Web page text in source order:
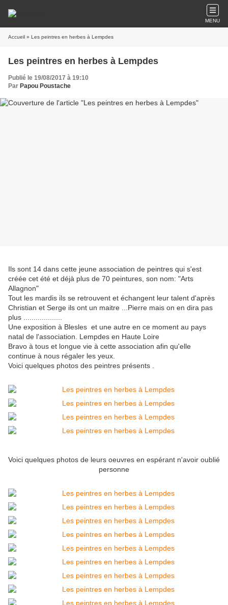
MENU
Accueil » Les peintres en herbes à Lempdes
Les peintres en herbes à Lempdes
Publié le 19/08/2017 à 19:10
Par Papou Poustache
Ils sont 14 dans cette jeune association de peintres qui s'est
créée cet été et déjà plus de 70 peintures, son nom: "Arts
Allagnon"
Tout les mardis ils se retrouvent et échangent leur talent d'après
Christian et Serge ils ont un maitre ...Pierre mais on en dira pas
plus ...................
Une exposition à Blesles et une autre en ce moment au pays
natal de l'association. Lempdes en Haute Loire
Bravo à tous et longue vie à cette association afin qu'elle
continue à nous régaler les yeux.
Voici quelques photos des peintres présents .
Voici quelques photos de leurs oeuvres en espérant n'avoir oublié
personne